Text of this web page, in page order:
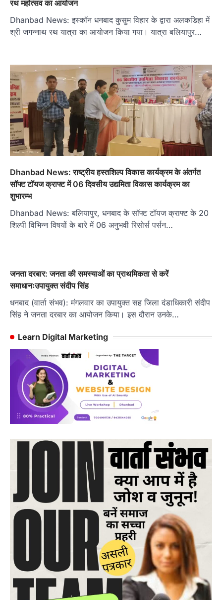
रथ महोत्सव का आयोजन
Dhanbad News: इस्कॉन धनबाद कुसुम विहार के द्वारा अलकडिहा में
श्री जगन्नाथ रथ यात्रा का आयोजन किया गया। यात्रा बलियापुर…
Dhanbad News: राष्ट्रीय हस्तशिल्प विकास कार्यक्रम के अंतर्गत
सॉफ्ट टॉयज क्राफ्ट में 06 दिवसीय उद्यमिता विकास कार्यक्रम का
शुभारम्भ
Dhanbad News: बलियापुर, धनबाद के सॉफ्ट टॉयज क्राफ्ट के 20
शिल्पी विभिन्न विषयों के बारे में 06 अनुभवी रिसोर्स पर्सन…
जनता दरबार: जनता की समस्याओं का प्राथमिकता से करें
समाधानःउपायुक्त संदीप सिंह
धनबाद (वार्ता संभव): मंगलवार का उपायुक्त सह जिला दंडाधिकारी संदीप
सिंह ने जनता दरबार का आयोजन किया। इस दौरान उनके…
Learn Digital Marketing